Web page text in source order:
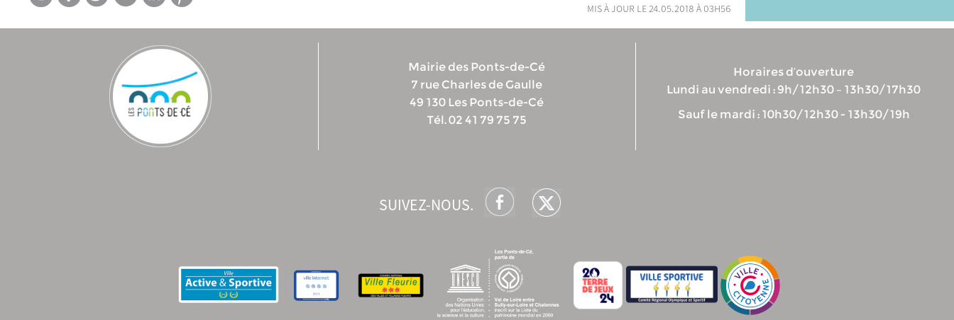
mis à jour le 24.05.2018 à 03h56
Mairie des Ponts-de-Cé
7 rue Charles de Gaulle
49 130 Les Ponts-de-Cé
Tél. 02 41 79 75 75
Horaires d’ouverture
Lundi au vendredi : 9h/12h30 – 13h30/17h30
Sauf le mardi : 10h30/12h30 - 13h30/19h
SUIVEZ-NOUS.